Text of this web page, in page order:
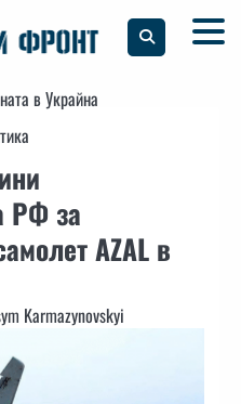
в Украйна
РФ за
AZAL в
Karmazynovskyi